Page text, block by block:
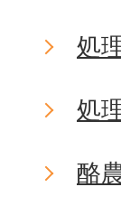
処
処
酪